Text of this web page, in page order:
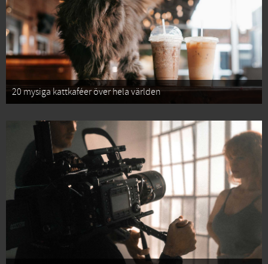
20 mysiga kattkaféer över hela världen